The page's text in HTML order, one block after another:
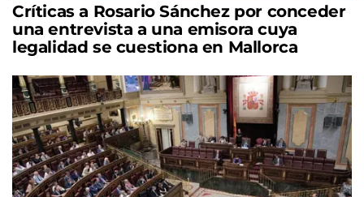
Críticas a Rosario Sánchez por conceder
una entrevista a una emisora cuya
legalidad se cuestiona en Mallorca